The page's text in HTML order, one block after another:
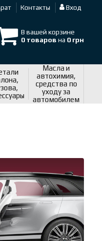
Контакты Вход
В вашей корзине
0 товаров на 0 грн
Масла и
автохимия,
средства по
уходу за
автомобилем